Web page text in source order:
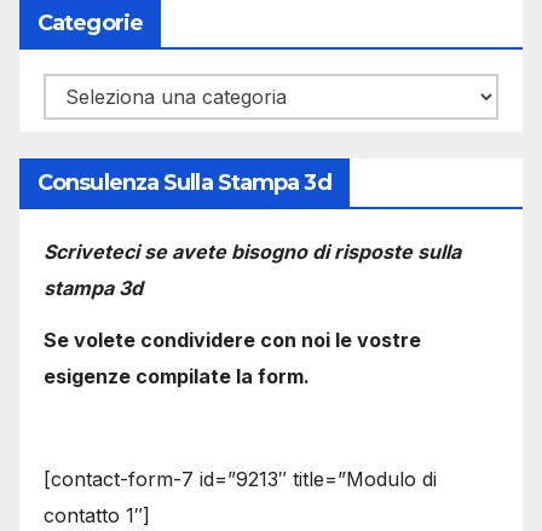
Categorie
Categorie
Consulenza Sulla Stampa 3d
Scriveteci se avete bisogno di risposte sulla
stampa 3d
Se volete condividere con noi le vostre
esigenze compilate la form.
[contact-form-7 id=”9213″ title=”Modulo di
contatto 1″]